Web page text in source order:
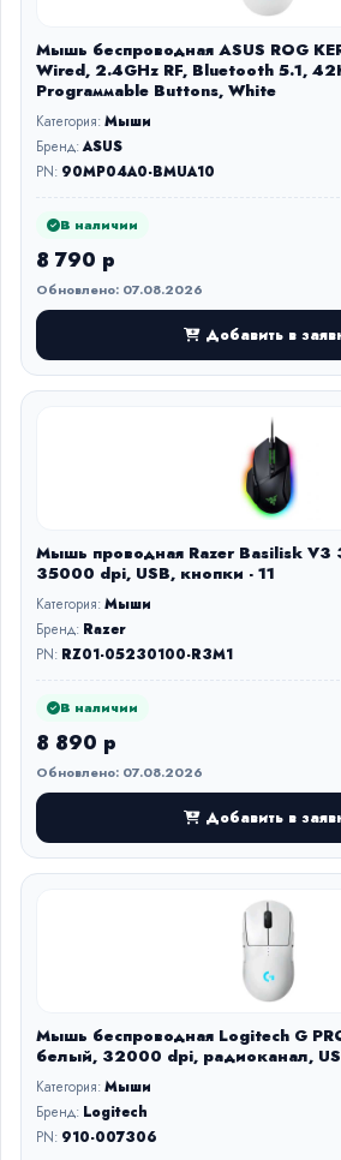
Мышь беспроводная ASUS ROG
Wired, 2.4GHz RF, Bluetooth 5.1,
Prograммable Buttons, White
Категория:Мыши
Бренд:ASUS
PN: 90MP04A0-BMUA10
В наличии
8 790 р
Обновлено: 07.08.2026
Добавить в
Мышь проводная Razer Basilisk V3
35000 dpi, USB, кнопки - 11
Категория:Мыши
Бренд: Razer
PN: RZ01-05230100-R3M1
В наличии
8 890 р
Обновлено: 07.08.2026
Добавить в
Мышь беспроводная Logitech G
белый, 32000 dpi, радиоканал,
Категория:Мыши
Бренд: Logitech
PN: 910-007306